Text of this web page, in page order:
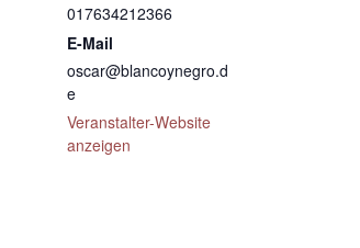
017634212366
E-Mail
oscar@blancoynegro.d
e
Veranstalter-Website
anzeigen